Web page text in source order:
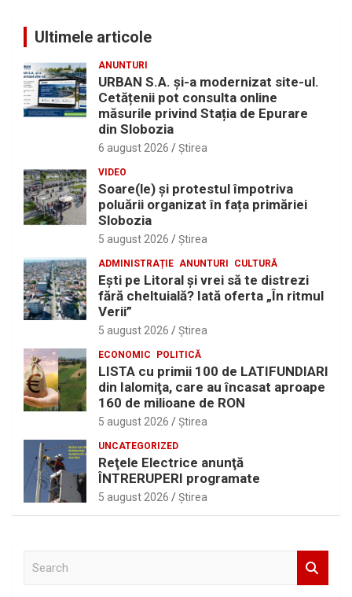
Ultimele articole
ANUNTURI
URBAN S.A. și-a modernizat site-ul.
Cetățenii pot consulta online
măsurile privind Stația de Epurare
din Slobozia
6 august 2026 Ştirea
VIDEO
Soare(le) și protestul împotriva
poluării organizat în fața primăriei
Slobozia
5 august 2026 Ştirea
ADMINISTRAȚIE ANUNTURI CULTURĂ
Eşti pe Litoral şi vrei să te distrezi
fără cheltuială? Iată oferta „În ritmul
Verii”
5 august 2026 Ştirea
ECONOMIC POLITICĂ
LISTA cu primii 100 de LATIFUNDIARI
din Ialomiţa, care au încasat aproape
160 de milioane de RON
5 august 2026 Ştirea
UNCATEGORIZED
Reţele Electrice anunţă
ÎNTRERUPERI programate
5 august 2026 Ştirea